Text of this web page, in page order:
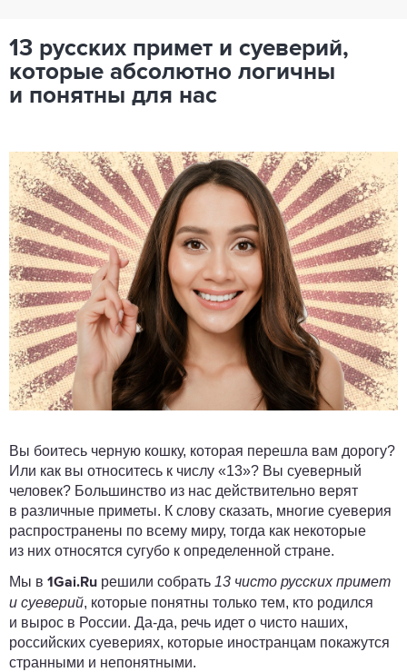
13 русских примет и суеверий,
которые абсолютно логичны
и понятны для нас
Вы боитесь черную кошку, которая перешла вам дорогу?
Или как вы относитесь к числу «13»? Вы суеверный
человек? Большинство из нас действительно верят
в различные приметы. К слову сказать, многие суеверия
распространены по всему миру, тогда как некоторые
из них относятся сугубо к определенной стране.
Мы в 1Gai.Ru решили собрать 13 чисто русских примет
и суеверий, которые понятны только тем, кто родился
и вырос в России. Да-да, речь идет о чисто наших,
российских суевериях, которые иностранцам покажутся
странными и непонятными.